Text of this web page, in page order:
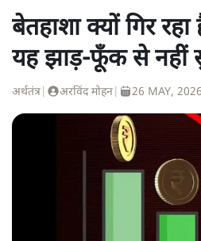
बेतहाशा क्यों गिर
यह झाड़-फूँक से नहीं
अर्थतंत्र अरविंद मोहन 26 MAY, 2026